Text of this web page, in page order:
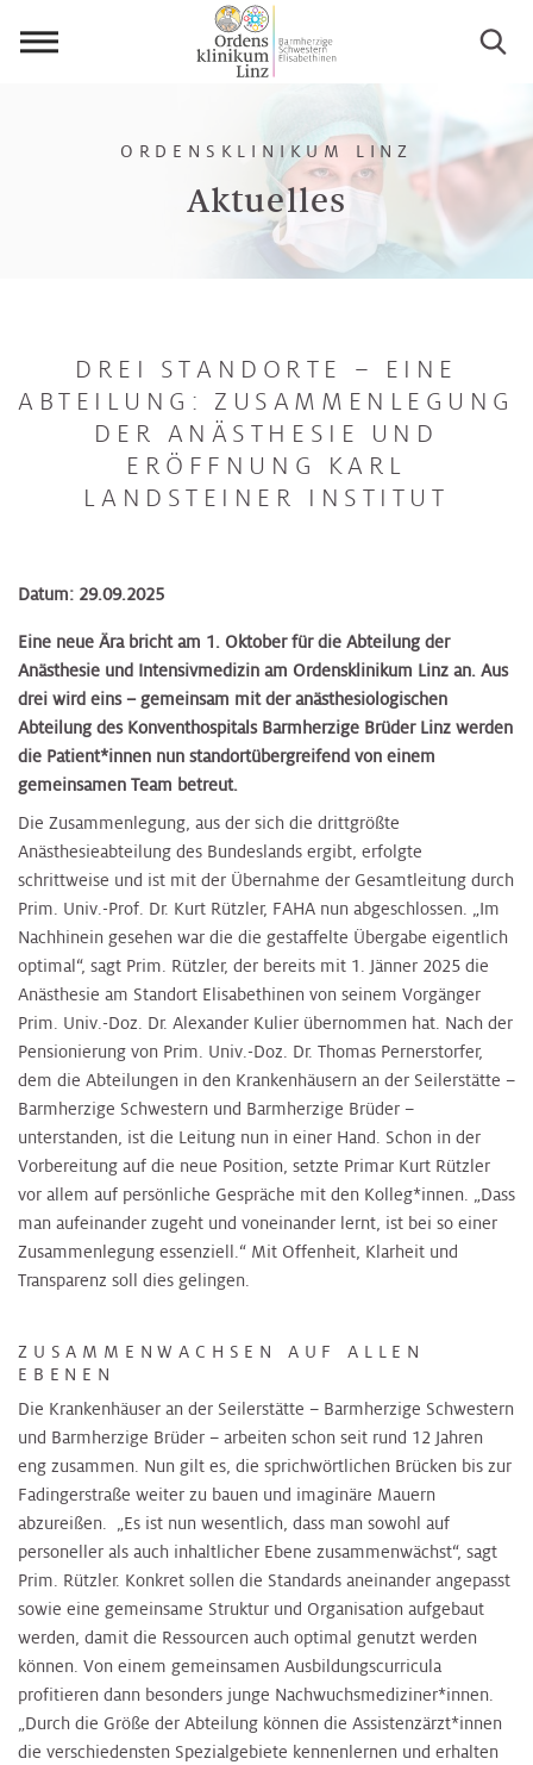
Aktuelles
ORDENSKLINIKUM LINZ
DREI STANDORTE – EINE
ABTEILUNG: ZUSAMMENLEGUNG
DER ANÄSTHESIE UND
ERÖFFNUNG KARL
LANDSTEINER INSTITUT
Datum: 29.09.2025
Eine neue Ära bricht am 1. Oktober für die Abteilung der
Anästhesie und Intensivmedizin am Ordensklinikum Linz an. Aus
drei wird eins – gemeinsam mit der anästhesiologischen
Abteilung des Konventhospitals Barmherzige Brüder Linz werden
die Patient*innen nun standortübergreifend von einem
gemeinsamen Team betreut.
Die Zusammenlegung, aus der sich die drittgrößte
Anästhesieabteilung des Bundeslands ergibt, erfolgte
schrittweise und ist mit der Übernahme der Gesamtleitung durch
Prim. Univ.-Prof. Dr. Kurt Rützler, FAHA nun abgeschlossen. „Im
Nachhinein gesehen war die die gestaffelte Übergabe eigentlich
optimal“, sagt Prim. Rützler, der bereits mit 1. Jänner 2025 die
Anästhesie am Standort Elisabethinen von seinem Vorgänger
Prim. Univ.-Doz. Dr. Alexander Kulier übernommen hat. Nach der
Pensionierung von Prim. Univ.-Doz. Dr. Thomas Pernerstorfer,
dem die Abteilungen in den Krankenhäusern an der Seilerstätte –
Barmherzige Schwestern und Barmherzige Brüder –
unterstanden, ist die Leitung nun in einer Hand. Schon in der
Vorbereitung auf die neue Position, setzte Primar Kurt Rützler
vor allem auf persönliche Gespräche mit den Kolleg*innen. „Dass
man aufeinander zugeht und voneinander lernt, ist bei so einer
Zusammenlegung essenziell.“ Mit Offenheit, Klarheit und
Transparenz soll dies gelingen.
ZUSAMMENWACHSEN AUF ALLEN
EBENEN
Die Krankenhäuser an der Seilerstätte – Barmherzige Schwestern
und Barmherzige Brüder – arbeiten schon seit rund 12 Jahren
eng zusammen. Nun gilt es, die sprichwörtlichen Brücken bis zur
Fadingerstraße weiter zu bauen und imaginäre Mauern
abzureißen. „Es ist nun wesentlich, dass man sowohl auf
personeller als auch inhaltlicher Ebene zusammenwächst“, sagt
Prim. Rützler. Konkret sollen die Standards aneinander angepasst
sowie eine gemeinsame Struktur und Organisation aufgebaut
werden, damit die Ressourcen auch optimal genutzt werden
können. Von einem gemeinsamen Ausbildungscurricula
profitieren dann besonders junge Nachwuchsmediziner*innen.
„Durch die Größe der Abteilung können die Assistenzärzt*innen
die verschiedensten Spezialgebiete kennenlernen und erhalten